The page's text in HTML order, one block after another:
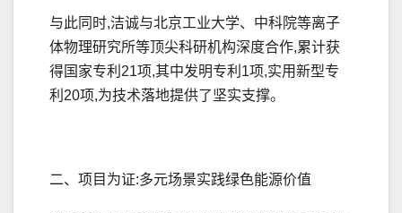
与此同时,洁诚与北京工业大学、中科院等离子
体物理研究所等顶尖科研机构深度合作,累计获
得国家专利21项,其中发明专利1项,实用新型专
利20项,为技术落地提供了坚实支撑。
二、项目为证:多元场景实践绿色能源价值